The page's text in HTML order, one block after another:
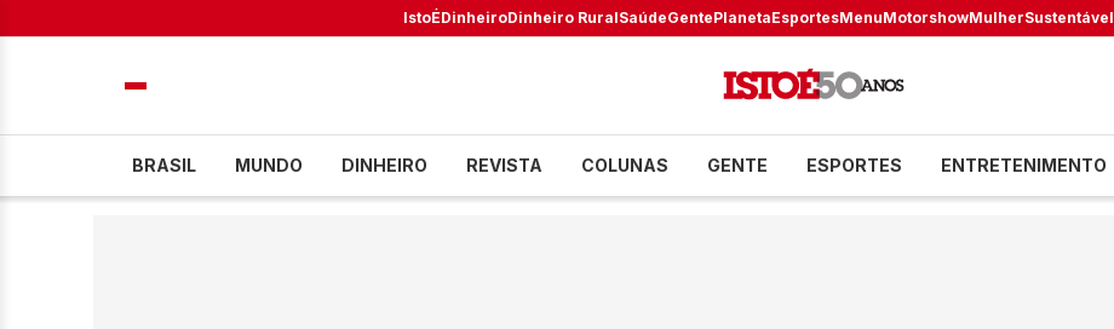
IstoÉDinheiroDinheiro RuralSaúdeGentePlanetaEsportesMenuMotorshowMulherSustentável
BRASIL MUNDO DINHEIRO REVISTA COLUNAS GENTE ESPORTES ENTRETENIMENTO